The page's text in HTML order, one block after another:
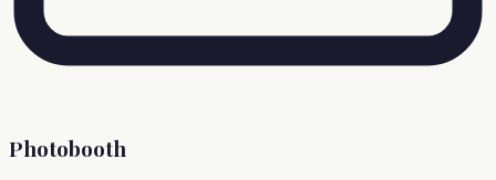
Photobooth